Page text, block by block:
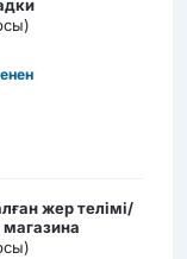
жер телімі/